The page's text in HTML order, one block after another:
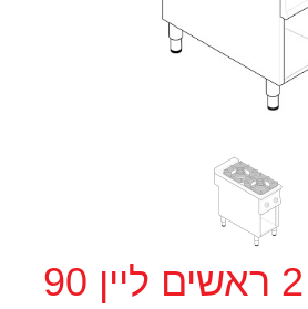
כיריים גז 2 ראשים ליין 90